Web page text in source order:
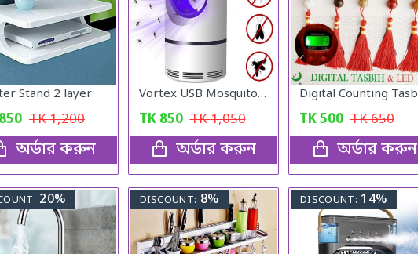
Stand 2 layer
850 TK1,200
অর্ডার করুন
Vortex USB Mosquito Lamp Physical Silent Mosquito Killer - White
TK 850 TK1,050
অর্ডার করুন
Digital Counting
TK500 TK650
অর্ডার করুন
20% DISCOUNT: 8% DISCOUNT: 14%